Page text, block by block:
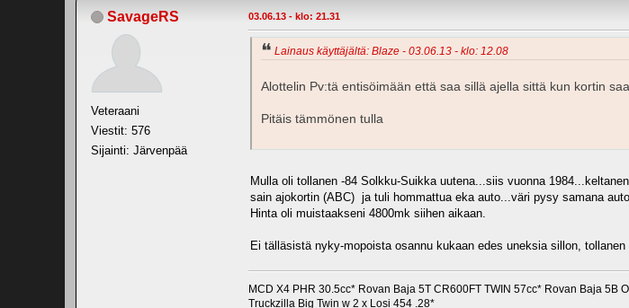
SavageRS
Veteraani
Viestit: 576
Sijainti: Järvenpää
03.06.13 - klo: 21.31
Lainaus käyttäjältä: Blaze - 03.06.13 - klo: 12.08
Alottelin Pv:tä entisöimään että saa sillä ajella sittä kun kortin
Pitäis tämmönen tulla
Mulla oli tollanen -84 Solkku-Suikka uutena...siis vuonna
sain ajokortin (ABC) ja tuli hommattua eka auto...väri pysy samana
Hinta oli muistaakseni 4800mk siihen aikaan.
Ei tälläsistä nyky-mopoista osannu kukaan edes uneksia sillon,
MCD X4 PHR 30.5cc* Rovan Baja 5T CR600FT TWIN 57cc* Rovan Baja
Truckzilla Big Twin w 2 x Losi 454 .28*